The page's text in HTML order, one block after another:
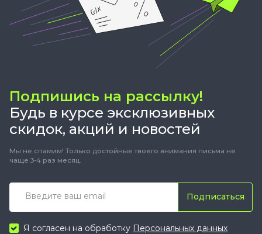
Подпишись на рассылку!
Будь в курсе эксклюзивных
скидок, акций и новостей
Мы не спамим! Только достойные твоего внимания письма не
чаще 3-4 раз месяц.
Подписаться
Я согласен на обработку Персональных данных